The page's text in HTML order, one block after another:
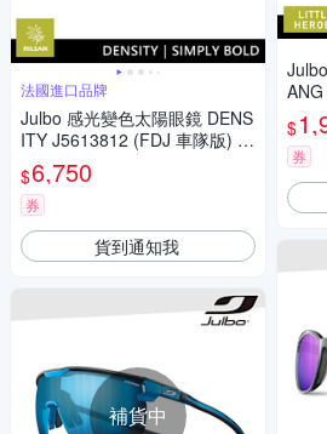
法國進口品牌
Julbo 感光變色太陽眼鏡 DENS
ITY J5613812 (FDJ 車隊版) /
藍白框 (粉棕色多層膜鏡片)
$6,750
券
貨到通知我
補貨中
藍-
$
券